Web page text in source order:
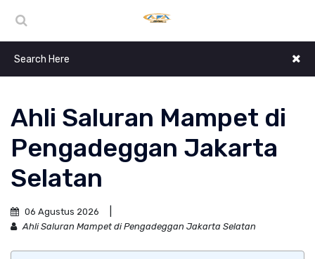
Ahli Saluran Mampet di
Pengadeggan Jakarta
Selatan
06 Agustus 2026
Ahli Saluran Mampet di Pengadeggan Jakarta Selatan